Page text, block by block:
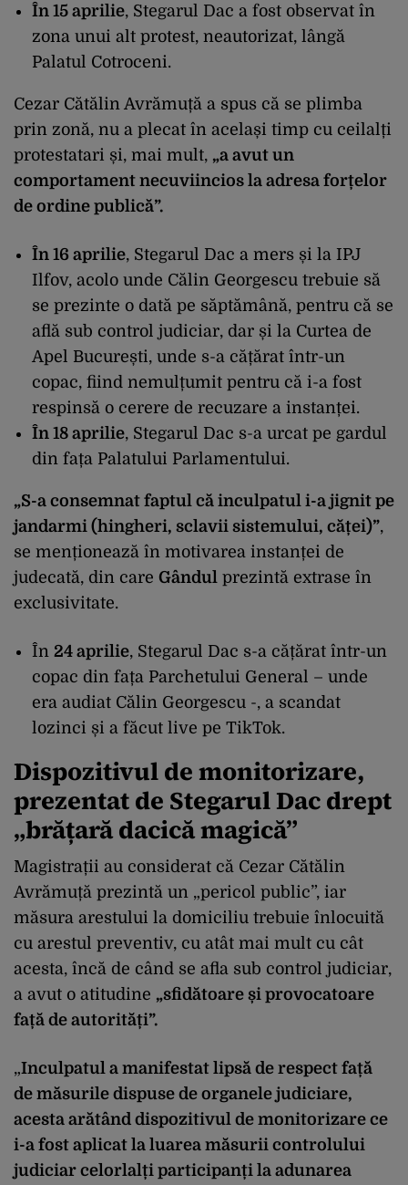
În 15 aprilie, Stegarul Dac a fost observat în
zona unui alt protest, neautorizat, lângă
Palatul Cotroceni.
Cezar Cătălin Avrămuță a spus că se plimba
prin zonă, nu a plecat în același timp cu ceilalți
protestatari și, mai mult, „a avut un
comportament necuviincios la adresa forțelor
de ordine publică”.
În 16 aprilie, Stegarul Dac a mers și la IPJ
Ilfov, acolo unde Călin Georgescu trebuie să
se prezinte o dată pe săptămână, pentru că se
află sub control judiciar, dar și la Curtea de
Apel București, unde s-a cățărat într-un
copac, fiind nemulțumit pentru că i-a fost
respinsă o cerere de recuzare a instanței.
În 18 aprilie, Stegarul Dac s-a urcat pe gardul
din fața Palatului Parlamentului.
„S-a consemnat faptul că inculpatul i-a jignit pe
jandarmi (hingheri, sclavii sistemului, căței)”,
se menționează în motivarea instanței de
judecată, din care Gândul prezintă extrase în
exclusivitate.
În 24 aprilie, Stegarul Dac s-a cățărat într-un
copac din fața Parchetului General – unde
era audiat Călin Georgescu -, a scandat
lozinci și a făcut live pe TikTok.
Dispozitivul de monitorizare,
prezentat de Stegarul Dac drept
„brățară dacică magică”
Magistrații au considerat că Cezar Cătălin
Avrămuță prezintă un „pericol public”, iar
măsura arestului la domiciliu trebuie înlocuită
cu arestul preventiv, cu atât mai mult cu cât
acesta, încă de când se afla sub control judiciar,
a avut o atitudine „sfidătoare și provocatoare
față de autorități”.
„Inculpatul a manifestat lipsă de respect față
de măsurile dispuse de organele judiciare,
acesta arătând dispozitivul de monitorizare ce
i-a fost aplicat la luarea măsurii controlului
judiciar celorlalți participanți la adunarea